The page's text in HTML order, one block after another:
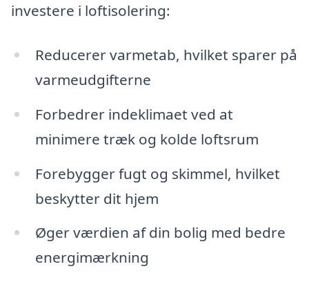
investere i loftisolering:
Reducerer varmetab, hvilket sparer på
varmeudgifterne
Forbedrer indeklimaet ved at
minimere træk og kolde loftsrum
Forebygger fugt og skimmel, hvilket
beskytter dit hjem
Øger værdien af din bolig med bedre
energimærkning